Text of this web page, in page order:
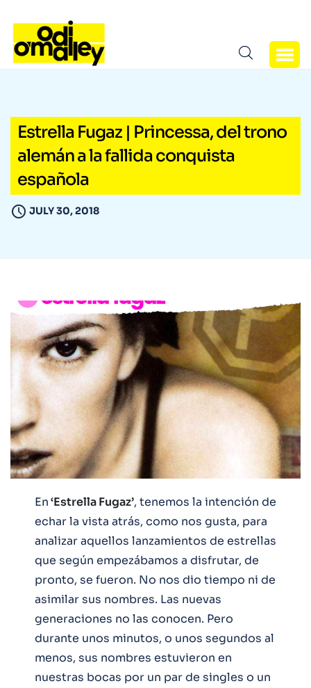
Estrella Fugaz | Princessa, del trono
alemán a la fallida conquista
española
JULY 30, 2018
En‘Estrella Fugaz’, tenemos la intención de
echar la vista atrás, como nos gusta, para
analizar aquellos lanzamientos de estrellas
que según empezábamos a disfrutar, de
pronto, se fueron. No nos dio tiempo ni de
asimilar sus nombres. Las nuevas
generaciones no las conocen. Pero
durante unos minutos, o unos segundos al
menos, sus nombres estuvieron en
nuestras bocas por un par de singles o un